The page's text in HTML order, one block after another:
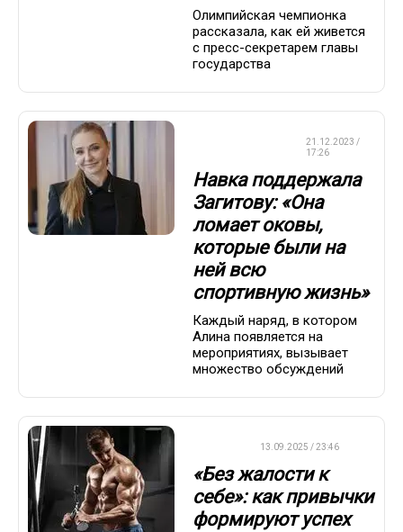
Олимпийская чемпионка
рассказала, как ей живется
с пресс-секретарем главы
государства
21.12.2023 /
17:26
Навка поддержала
Загитову: «Она
ломает оковы,
которые были на
ней всю
спортивную жизнь»
Каждый наряд, в котором
Алина появляется на
мероприятиях, вызывает
множество обсуждений
13.09.2025 / 23:46
«Без жалости к
себе»: как привычки
формируют успех